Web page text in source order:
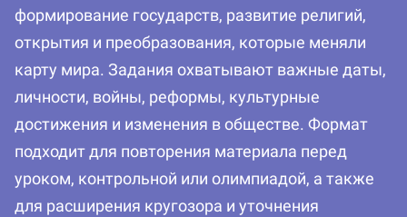
формирование государств, развитие религий,
открытия и преобразования, которые меняли
карту мира. Задания охватывают важные даты,
личности, войны, реформы, культурные
достижения и изменения в обществе. Формат
подходит для повторения материала перед
уроком, контрольной или олимпиадой, а также
для расширения кругозора и уточнения